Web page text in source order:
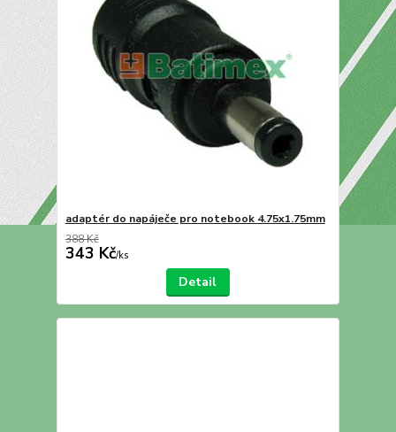
adaptér do napáječe pro notebook 4.75x1.75mm
388 Kč
343 Kč/ks
Detail